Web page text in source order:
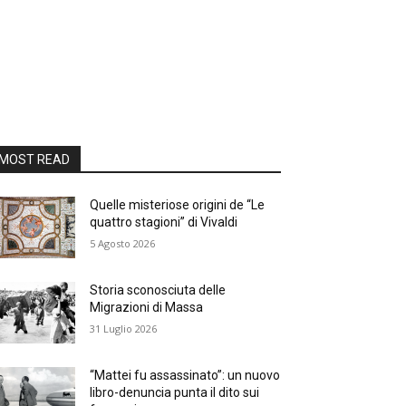
READ
Quelle misteriose origini de “Le
quattro stagioni” di Vivaldi
5 Agosto 2026
Storia sconosciuta delle
Migrazioni di Massa
31 Luglio 2026
“Mattei fu assassinato”: un nuovo
libro-denuncia punta il dito sui